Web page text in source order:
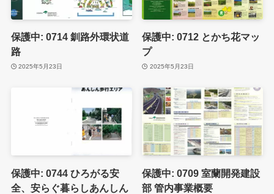
保護中: 0714 釧路外環状道
路
2025年5月23日
保護中: 0712 とかち花マッ
プ
2025年5月23日
保護中: 0744 ひろがる安
全、安らぐ暮らしあんしん
保護中: 0709 室蘭開発建設
部 管内事業概要